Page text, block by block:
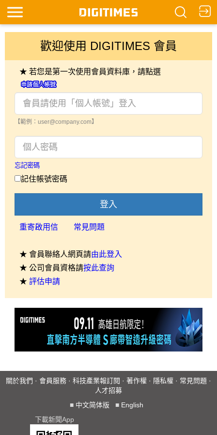
歡迎使用 DIGITIMES 會員
★ 若您是第一次使用會員資料庫，請點選
【範例：user@company.com】
忘記密碼
記住帳號密碼
登入
重寄啟用信 常見問題
★ 會員聯絡人網頁請由此登入
★ 公司會員資格請按此查詢
★ 評估申請
關於我們 · 會員服務 · 科技產業報訂閱 · 著作權 · 隱私權 · 常見問題 ·
人才招募
■ 中文简体版 ■ English
下載新聞App